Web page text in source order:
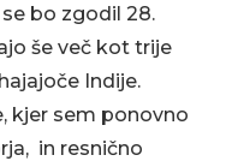
bo zgodil 28.
še več kot trije
Indije.
kjer sem ponovno
in resnično